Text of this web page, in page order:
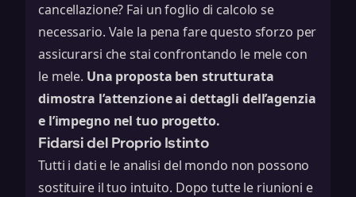
cancellazione? Fai un foglio di calcolo se
necessario. Vale la pena fare questo sforzo per
assicurarsi che stai confrontando le mele con
le mele. Una proposta ben strutturata
dimostra l’attenzione ai dettagli dell’agenzia
e l’impegno nel tuo progetto.
Fidarsi del Proprio Istinto
Tutti i dati e le analisi del mondo non possono
sostituire il tuo intuito. Dopo tutte le riunioni e